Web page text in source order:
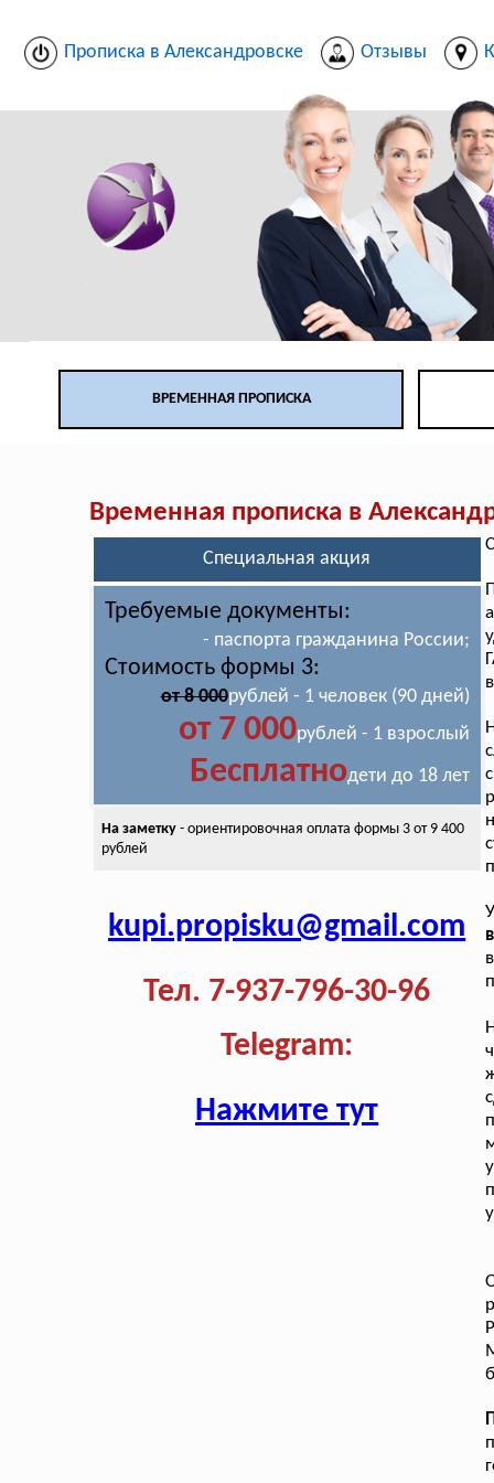
Прописка в Александровске Отзывы
ВРЕМЕННАЯ ПРОПИСКА
Временная прописка в
Специальная акция
Требуемые документы:
- паспорта гражданина России;
Стоимость формы 3:
от 8 000рублей - 1 человек (90 дней)
от 7 000рублей - 1 взрослый
Бесплатнодети до 18 лет
На заметку- ориентировочная оплата формы 3 от 9 400
рублей
kupi.propisku@gmail.com
Тел. 7-937-796-30-96
Telegram:
Нажмите тут